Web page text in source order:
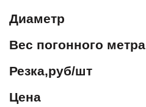
Диаметр
Вес погонного метра
Резка,руб/шт
Цена